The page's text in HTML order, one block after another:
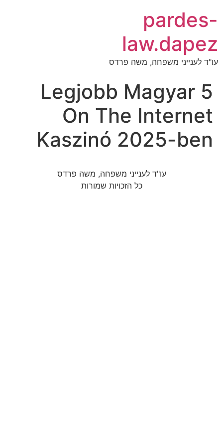
pardes-
law.dapez
עו"ד לענייני משפחה, משה פרדס
5 Legjobb Magyar
On The Internet
Kaszinó 2025-ben
עו"ד לענייני משפחה, משה פרדס
כל הזכויות שמורות